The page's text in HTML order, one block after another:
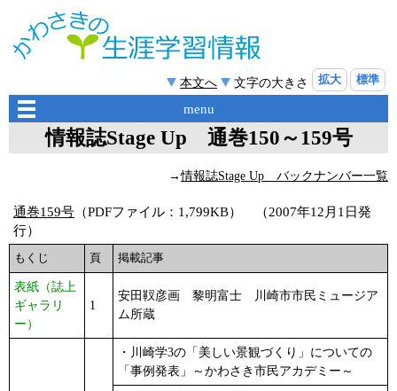
本文へ 文字の大きさ 拡大 標準
menu
情報誌Stage Up 通巻150～159号
→情報誌Stage Up バックナンバー一覧
通巻159号 （PDFファイル：1,799KB） （2007年12月1日発
行）
もくじ 頁 掲載記事
表紙（誌上
ギャラリ
ー）
1
安田靫彦画 黎明富士 川崎市市民ミュージア
ム所蔵
・川崎学3の「美しい景観づくり」についての
「事例発表」～かわさき市民アカデミー～